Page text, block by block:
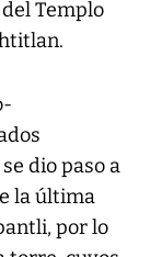
Templo
dio paso a
la última
por lo